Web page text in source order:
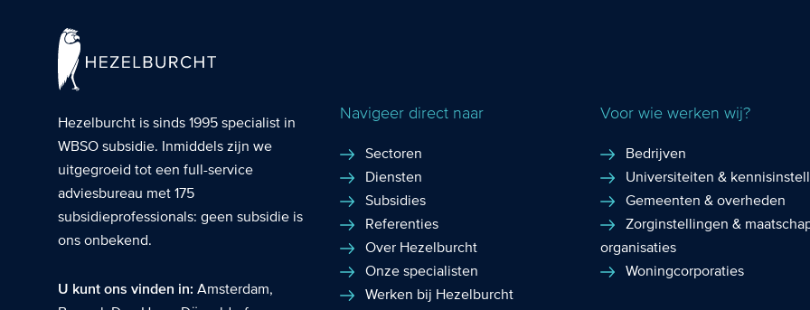
Hezelburcht is sinds 1995 specialist in
WBSO subsidie. Inmiddels zijn we
uitgegroeid tot een full-service
adviesbureau met 175
subsidieprofessionals: geen subsidie is
ons onbekend.
U kunt ons vinden in: Amsterdam,
Navigeer direct naar
Sectoren
Diensten
Subsidies
Referenties
Over Hezelburcht
Onze specialisten
Werken bij Hezelburcht
Voor wie werken wij?
Bedrijven
Universiteiten &
Gemeenten & overheden
Zorginstellingen &
organisaties
Woningcorporaties